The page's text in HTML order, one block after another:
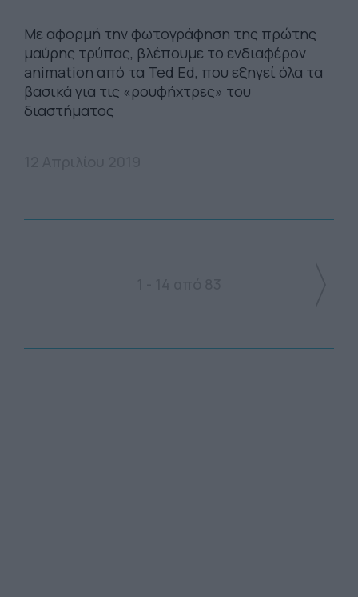
Με αφορμή την φωτογράφηση της πρώτης
μαύρης τρύπας, βλέπουμε το ενδιαφέρον
animation από τα Ted Ed, που εξηγεί όλα τα
βασικά για τις «ρουφήχτρες» του
διαστήματος